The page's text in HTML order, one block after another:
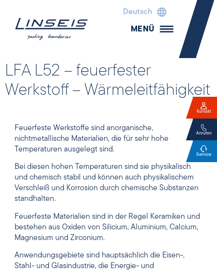
Deutsch
MENÜ
LFA L52 – feuerfester
Werkstoff – Wärmeleitfähigkeit
Feuerfeste Werkstoffe sind anorganische,
nichtmetallische Materialien, die für sehr hohe
Temperaturen ausgelegt sind.
Bei diesen hohen Temperaturen sind sie physikalisch
und chemisch stabil und können auch physikalischem
Verschleiß und Korrosion durch chemische Substanzen
standhalten.
Feuerfeste Materialien sind in der Regel Keramiken und
bestehen aus Oxiden von Silicium, Aluminium, Calcium,
Magnesium und Zirconium.
Anwendungsgebiete sind hauptsächlich die Eisen-,
Stahl- und Glasindustrie, die Energie- und
Kontakt
Anrufen
Service